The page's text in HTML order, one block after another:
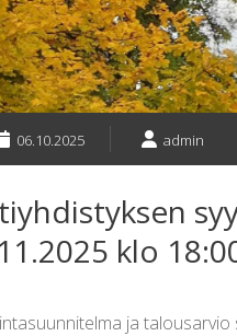
06.10.2025 admin
klo
ja talousarvio